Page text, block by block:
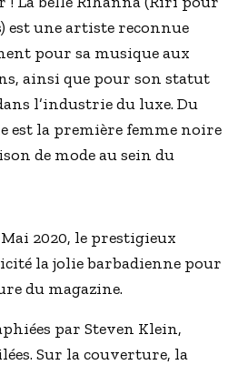
est une artiste reconnue
pour sa musique aux
ainsi que pour son statut
l’industrie du luxe. Du
est la première femme noire
de mode au sein du
2020, le prestigieux
la jolie barbadienne pour
du magazine.
par Steven Klein,
Sur la couverture, la